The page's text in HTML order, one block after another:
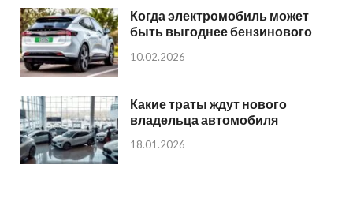
Когда электромобиль может
быть выгоднее бензинового
10.02.2026
Какие траты ждут нового
владельца автомобиля
18.01.2026